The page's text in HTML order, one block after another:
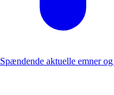
Spændende aktuelle emner og